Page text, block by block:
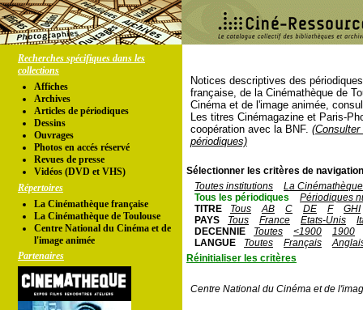
Recherches spécifiques dans les
collections
Affiches
Archives
Articles de périodiques
Dessins
Ouvrages
Photos en accés réservé
Revues de presse
Vidéos (DVD et VHS)
Répertoires
La Cinémathèque française
La Cinémathèque de Toulouse
Centre National du Cinéma et de
l'image animée
Partenaires
Notices descriptives des
française, de la Cinémathèque de
Cinéma et de l'image animée,
Les titres Cinémagazine et Paris-
coopération avec la BNF.
périodiques)
Sélectionner les critères de
Toutes institutions
La
Tous les périodiques
Périodiques
TITRE
Tous AB C DE F
GHI
PAYS
Tous France Etats-Unis
DECENNIE
Toutes <1900
1900
LANGUE
Toutes Français
Réinitialiser les critères
Centre National du Cinéma et de